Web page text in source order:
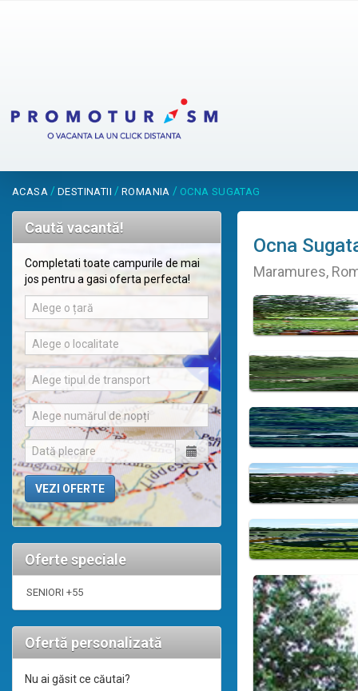
ACASA / DESTINATII / ROMANIA / OCNA SUGATAG
Caută vacantă!
Completati toate campurile de mai
jos pentru a gasi oferta perfecta!
Alege o țară
Alege o localitate
Alege tipul de transport
Alege numărul de nopți
Oferte speciale
SENIORI +55
Ofertă personalizată
Nu ai găsit ce căutai?
Ocna
Maramures,